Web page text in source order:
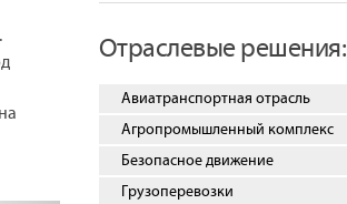
.
Отраслевые решения:
Авиатранспортная отрасль
Агропромышленный комплекс
Безопасное движение
Грузоперевозки